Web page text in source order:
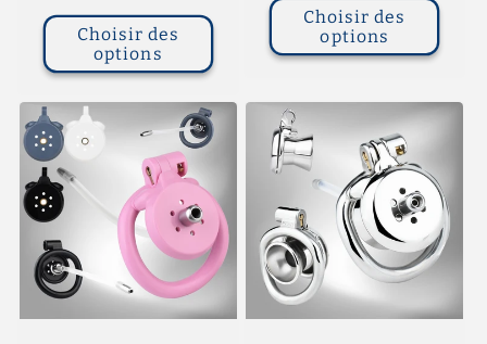
Choisir des
options
Choisir des
options